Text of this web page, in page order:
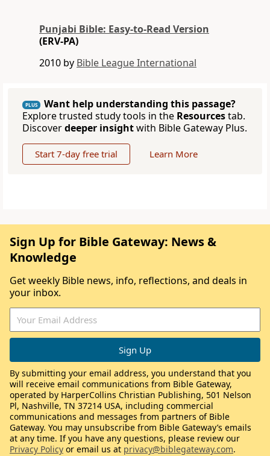
Punjabi Bible: Easy-to-Read Version
(ERV-PA)
2010 by Bible League International
PLUS
Want help understanding this passage?
Explore trusted study tools in the Resourcestab.
Discoverdeeper insightwith Bible Gateway Plus.
Start 7-day free trial Learn More
Sign Up for Bible Gateway: News &
Knowledge
Get weekly Bible news, info, reflections, and deals in
your inbox.
By submitting your email address, you understand that you
will receive email communications from Bible Gateway,
operated by HarperCollins Christian Publishing, 501 Nelson
Pl, Nashville, TN 37214 USA, including commercial
communications and messages from partners of Bible
Gateway. You may unsubscribe from Bible Gateway’s emails
at any time. If you have any questions, please review our
Privacy Policy or email us at privacy@biblegateway.com.